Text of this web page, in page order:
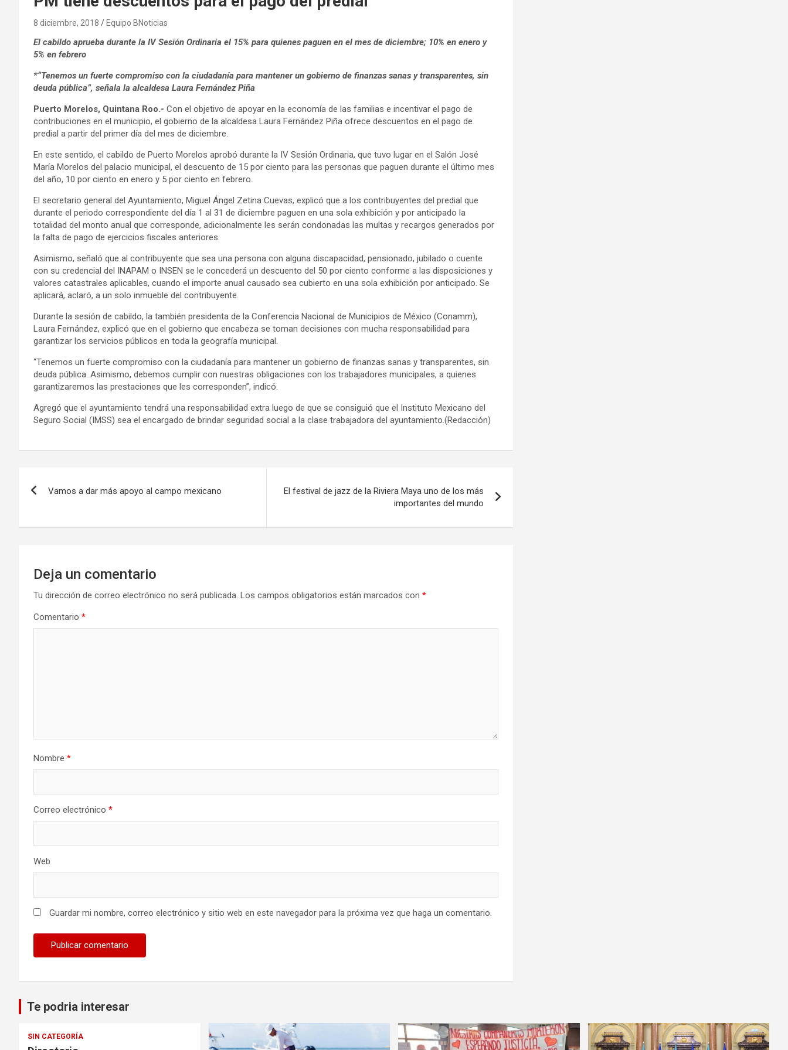
8 diciembre, 2018 Equipo BNoticias
El cabildo aprueba durante la IV Sesión Ordinaria el 15% para quienes paguen en el mes de diciembre; 10% en enero y
5% en febrero
*“Tenemos un fuerte compromiso con la ciudadanía para mantener un gobierno de finanzas sanas y transparentes, sin
deuda pública”, señala la alcaldesa Laura Fernández Piña
Puerto Morelos, Quintana Roo.- Con el objetivo de apoyar en la economía de las familias e incentivar el pago de
contribuciones en el municipio, el gobierno de la alcaldesa Laura Fernández Piña ofrece descuentos en el pago de
predial a partir del primer día del mes de diciembre.
En este sentido, el cabildo de Puerto Morelos aprobó durante la IV Sesión Ordinaria, que tuvo lugar en el Salón José
María Morelos del palacio municipal, el descuento de 15 por ciento para las personas que paguen durante el último mes
del año, 10 por ciento en enero y 5 por ciento en febrero.
El secretario general del Ayuntamiento, Miguel Ángel Zetina Cuevas, explicó que a los contribuyentes del predial que
durante el periodo correspondiente del día 1 al 31 de diciembre paguen en una sola exhibición y por anticipado la
totalidad del monto anual que corresponde, adicionalmente les serán condonadas las multas y recargos generados por
la falta de pago de ejercicios fiscales anteriores.
Asimismo, señaló que al contribuyente que sea una persona con alguna discapacidad, pensionado, jubilado o cuente
con su credencial del INAPAM o INSEN se le concederá un descuento del 50 por ciento conforme a las disposiciones y
valores catastrales aplicables, cuando el importe anual causado sea cubierto en una sola exhibición por anticipado. Se
aplicará, aclaró, a un solo inmueble del contribuyente.
Durante la sesión de cabildo, la también presidenta de la Conferencia Nacional de Municipios de México (Conamm),
Laura Fernández, explicó que en el gobierno que encabeza se toman decisiones con mucha responsabilidad para
garantizar los servicios públicos en toda la geografía municipal.
“Tenemos un fuerte compromiso con la ciudadanía para mantener un gobierno de finanzas sanas y transparentes, sin
deuda pública. Asimismo, debemos cumplir con nuestras obligaciones con los trabajadores municipales, a quienes
garantizaremos las prestaciones que les corresponden”, indicó.
Agregó que el ayuntamiento tendrá una responsabilidad extra luego de que se consiguió que el Instituto Mexicano del
Seguro Social (IMSS) sea el encargado de brindar seguridad social a la clase trabajadora del ayuntamiento.(Redacción)
entradas
Vamos a dar más apoyo al campo mexicano
El festival de jazz de la Riviera Maya uno de los más
importantes del mundo
Deja un comentario
Tu dirección de correo electrónico no será publicada. Los campos obligatorios están marcados con *
Comentario *
Nombre *
Correo electrónico *
Web
Guardar mi nombre, correo electrónico y sitio web en este navegador para la próxima vez que haga un comentario.
Te podria interesar
SIN CATEGORÍA